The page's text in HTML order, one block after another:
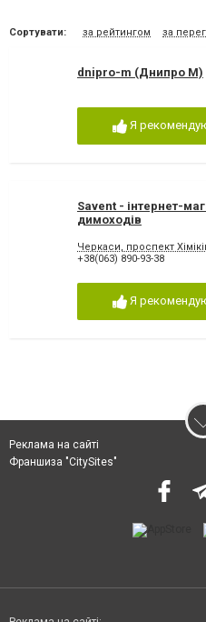
Сортувати: за рейтингом за
dnipro-m (Днипро М)
Я
Savent - інтернет-
димоходів
Черкаси, проспект
+38(063) 890-93-38
Я
Реклама на сайті
Франшиза "CitySites"